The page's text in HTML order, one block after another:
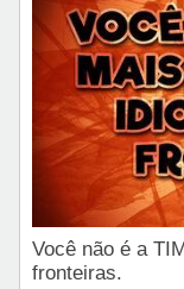
Você não é a
fronteiras.